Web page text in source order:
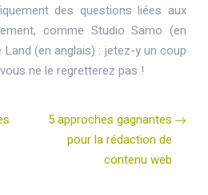
des questions liées aux
comme Studio Samo (en
(en anglais) : jetez-y un coup
ne le regretterez pas !
5 approches gagnantes
pour la rédaction de
contenu web